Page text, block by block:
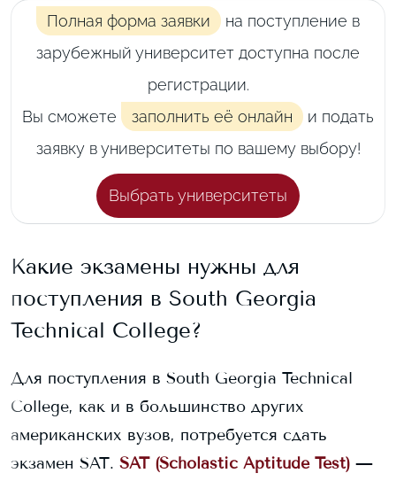
Полная форма заявки
на поступление в
зарубежный университет доступна после
регистрации.
Вы сможете
заполнить её онлайн
и подать
заявку в университеты по вашему выбору!
Выбрать университеты
Какие экзамены нужны для
поступления в South Georgia
Technical College?
Для поступления в South Georgia Technical
College, как и в большинство других
американских вузов, потребуется сдать
экзамен SAT. SAT (Scholastic Aptitude Test) —